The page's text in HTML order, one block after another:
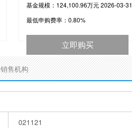
基金规模：124,100.96万元 2026-03-31
最低申购费率： 0.80%
立即购买
销售机构
021121